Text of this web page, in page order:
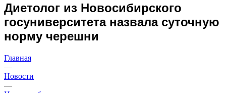
Диетолог из Новосибирского
госуниверситета назвала суточную
норму черешни
Главная
—
Новости
—